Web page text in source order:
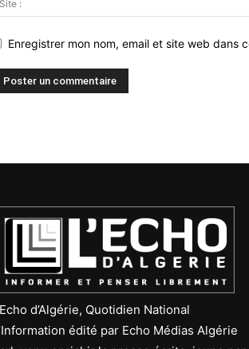
Enregistrer mon nom, email et site web dans
d’Algérie, Quotidien National
édité par Echo Médias Algérie